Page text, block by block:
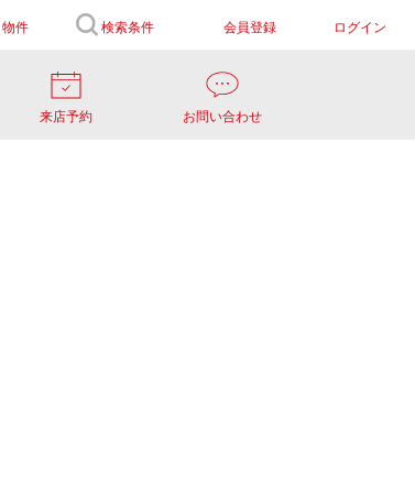
物件 検索条件 会員登録 ログイン
来店予約 お問い合わせ